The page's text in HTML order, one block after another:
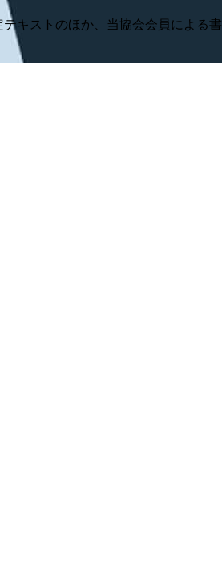
キストのほか、当協会会員による